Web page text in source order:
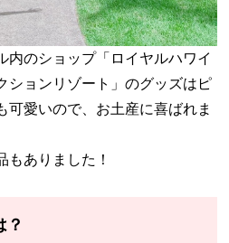
内のショップ「ロイヤルハワイ
ションリゾート」のグッズはピ
可愛いので、お土産に喜ばれま
もありました！
？